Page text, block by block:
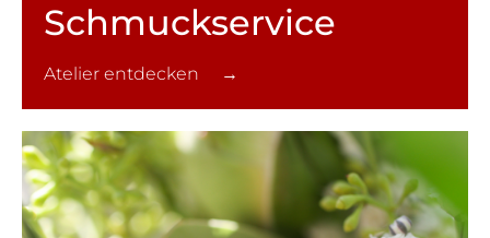
Schmuck­service
Atelier entdecken →